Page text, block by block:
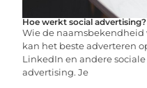
Hoe werkt social advertising?
Wie de
kan het beste adverteren
LinkedIn en andere
advertising. Je